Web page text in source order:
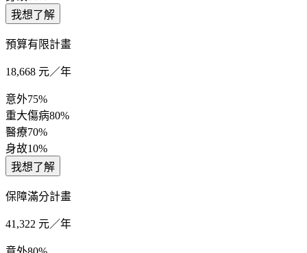
我想了解
預算有限計畫
18,668 元／年
意外75%
重大傷病80%
醫療70%
身故10%
我想了解
保障滿分計畫
41,322 元／年